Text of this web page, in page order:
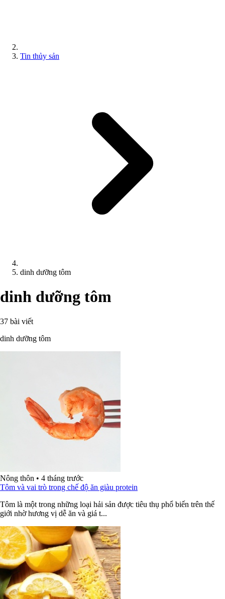
Tin thủy sản
dinh dưỡng tôm
dinh dưỡng tôm
37 bài viết
dinh dưỡng tôm
Nông thôn • 4 tháng trước
Tôm và vai trò trong chế độ ăn giàu protein
Tôm là một trong những loại hải sản được tiêu thụ phổ biến trên thế
giới nhờ hương vị dễ ăn và giá t...